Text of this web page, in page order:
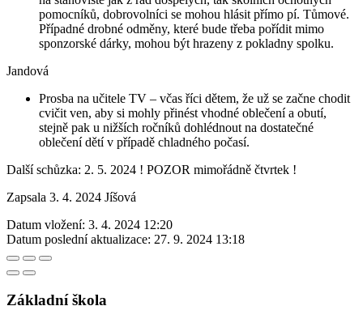
pomocníků, dobrovolníci se mohou hlásit přímo pí. Tůmové.
Případné drobné odměny, které bude třeba pořídit mimo
sponzorské dárky, mohou být hrazeny z pokladny spolku.
Jandová
Prosba na učitele TV – včas říci dětem, že už se začne chodit
cvičit ven, aby si mohly přinést vhodné oblečení a obutí,
stejně pak u nižších ročníků dohlédnout na dostatečné
oblečení dětí v případě chladného počasí.
Další schůzka: 2. 5. 2024 ! POZOR mimořádně čtvrtek !
Zapsala 3. 4. 2024 Jíšová
Datum vložení: 3. 4. 2024 12:20
Datum poslední aktualizace: 27. 9. 2024 13:18
Základní škola